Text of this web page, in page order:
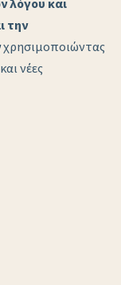
λόγου και
την
χρησιμοποιώντας
νέες